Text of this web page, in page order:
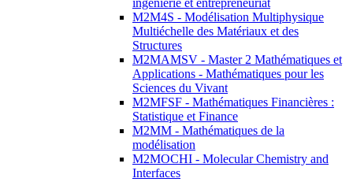
ingénierie et entrepreneuriat
M2M4S - Modélisation Multiphysique
Multiéchelle des Matériaux et des
Structures
M2MAMSV - Master 2 Mathématiques et
Applications - Mathématiques pour les
Sciences du Vivant
M2MFSF - Mathématiques Financières :
Statistique et Finance
M2MM - Mathématiques de la
modélisation
M2MOCHI - Molecular Chemistry and
Interfaces